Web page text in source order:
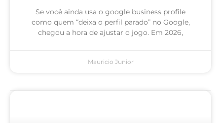
Se você ainda usa o google business profile
como quem “deixa o perfil parado” no Google,
chegou a hora de ajustar o jogo. Em 2026,
Mauricio Junior